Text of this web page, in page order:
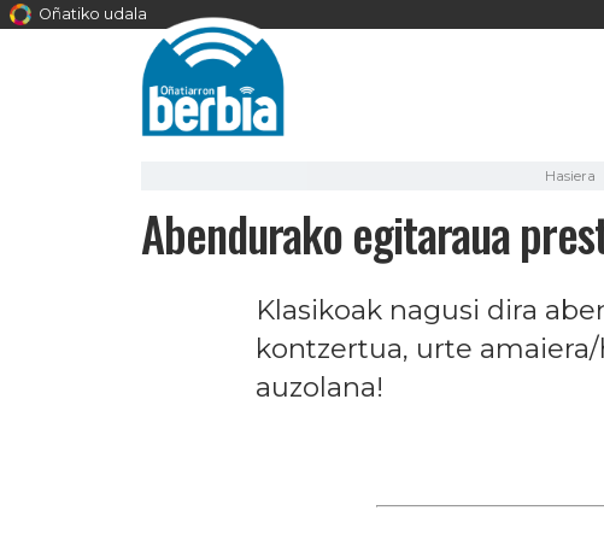
Oñatiko udala
Hasiera
Abendurako egitaraua
Klasikoak nagusi dira
kontzertua, urte
auzolana!